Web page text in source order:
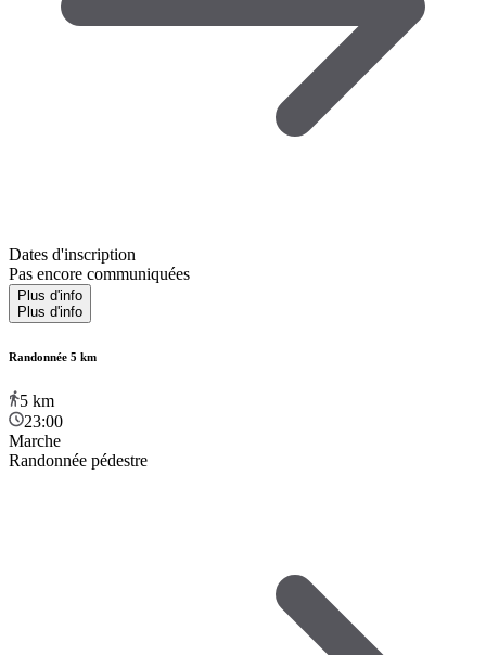
Dates d'inscription
Pas encore communiquées
Plus d'info
Plus d'info
Randonnée 5 km
5 km
23:00
Marche
Randonnée pédestre